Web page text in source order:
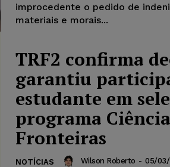
improcedente o pedido de
materiais e morais...
TRF2 confirma
garantiu
estudante em
programa
Fronteiras
NOTÍCIAS Wilson Roberto - 05/03/